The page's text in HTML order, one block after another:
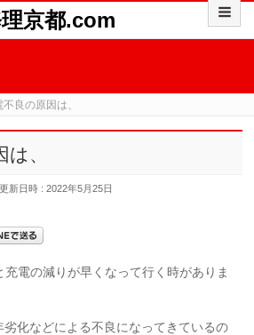
京都.com
不良の原因は、
、
新日時 : 2022年5月25日
電の減りが早くなって行く時がありま
劣化などによる不良になってきているの